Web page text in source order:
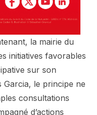
la mairie du
initiatives favorables
sur son
le principe ne
consultations
d’actions